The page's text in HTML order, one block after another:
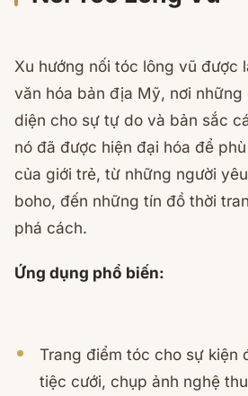
Xu hướng nối tóc lông vũ được
văn hóa bản địa Mỹ, nơi
diện cho sự tự do và bản sắc
nó đã được hiện đại hóa để
của giới trẻ, từ những người
boho, đến những tín đồ thời
phá cách.
Ứng dụng phổ biến:
Trang điểm tóc cho sự kiện
tiệc cưới, chụp ảnh nghệ